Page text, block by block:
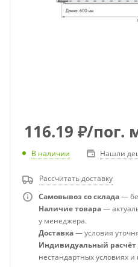
116.19 ₽/пог.
В наличии Нашли
Рассчитать доставку
Самовывоз со склада—
Наличие товара—
у менеджера.
Доставка— условия
Индивидуальный расчёт
нестандартных условиях и